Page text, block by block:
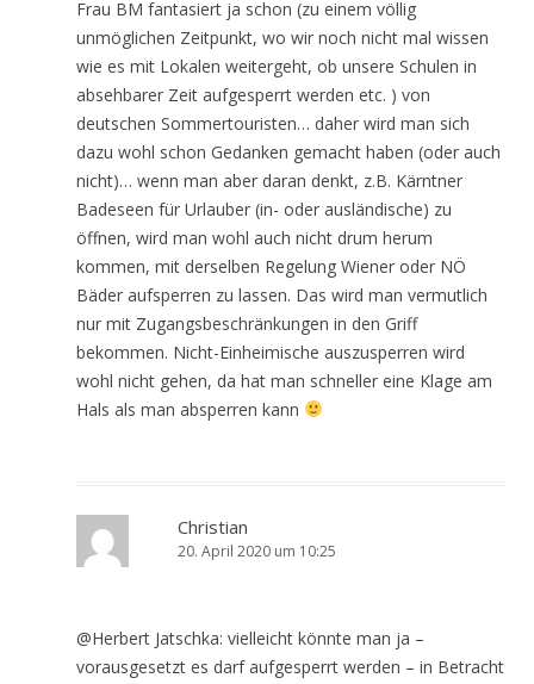
Frau BM fantasiert ja schon (zu einem völlig
unmöglichen Zeitpunkt, wo wir noch nicht mal wissen
wie es mit Lokalen weitergeht, ob unsere Schulen in
absehbarer Zeit aufgesperrt werden etc. ) von
deutschen Sommertouristen… daher wird man sich
dazu wohl schon Gedanken gemacht haben (oder auch
nicht)… wenn man aber daran denkt, z.B. Kärntner
Badeseen für Urlauber (in- oder ausländische) zu
öffnen, wird man wohl auch nicht drum herum
kommen, mit derselben Regelung Wiener oder NÖ
Bäder aufsperren zu lassen. Das wird man vermutlich
nur mit Zugangsbeschränkungen in den Griff
bekommen. Nicht-Einheimische auszusperren wird
wohl nicht gehen, da hat man schneller eine Klage am
Hals als man absperren kann
Christian
20. April 2020 um 10:25
@Herbert Jatschka: vielleicht könnte man ja –
vorausgesetzt es darf aufgesperrt werden – in Betracht